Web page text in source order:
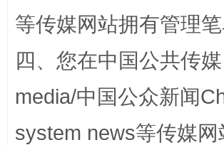
完善运行机制助力责任有效落实
等传媒网站拥有管理
四、您在中国公共传
media/中国公众新闻
system news等传媒